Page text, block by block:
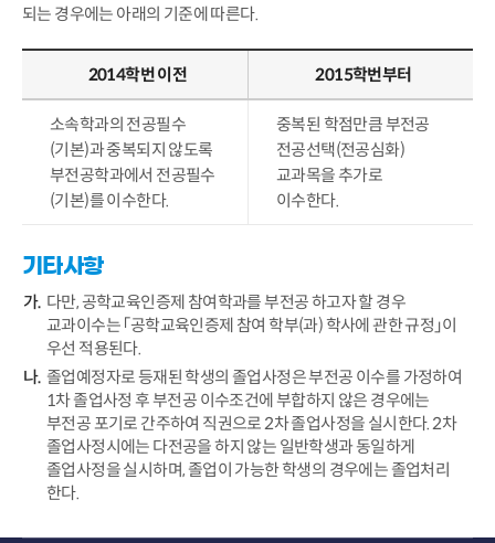
되는 경우에는 아래의 기준에 따른다.
2014학번 이전 2015학번부터
소속학과의 전공필수
(기본)과 중복되지 않도록
부전공학과에서 전공필수
(기본)를 이수한다.
중복된 학점만큼 부전공
전공선택(전공심화)
교과목을 추가로
이수한다.
기타사항
다만, 공학교육인증제 참여학과를 부전공 하고자 할 경우
교과이수는 「공학교육인증제 참여 학부(과) 학사에 관한 규정」이
우선 적용된다.
졸업예정자로 등재된 학생의 졸업사정은 부전공 이수를 가정하여
1차 졸업사정 후 부전공 이수조건에 부합하지 않은 경우에는
부전공 포기로 간주하여 직권으로 2차 졸업사정을 실시한다. 2차
졸업사정시에는 다전공을 하지 않는 일반학생과 동일하게
졸업사정을 실시하며, 졸업이 가능한 학생의 경우에는 졸업처리
한다.